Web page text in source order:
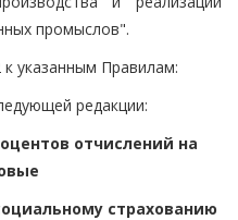
промыслов".
указанным Правилам:
редакции:
отчислений на
страхованию